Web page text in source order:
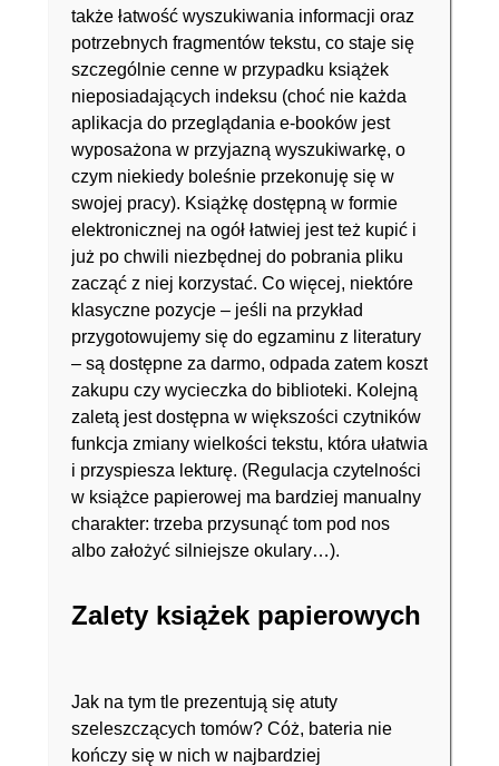
także łatwość wyszukiwania informacji oraz
potrzebnych fragmentów tekstu, co staje się
szczególnie cenne w przypadku książek
nieposiadających indeksu (choć nie każda
aplikacja do przeglądania e-booków jest
wyposażona w przyjazną wyszukiwarkę, o
czym niekiedy boleśnie przekonuję się w
swojej pracy). Książkę dostępną w formie
elektronicznej na ogół łatwiej jest też kupić i
już po chwili niezbędnej do pobrania pliku
zacząć z niej korzystać. Co więcej, niektóre
klasyczne pozycje – jeśli na przykład
przygotowujemy się do egzaminu z literatury
– są dostępne za darmo, odpada zatem koszt
zakupu czy wycieczka do biblioteki. Kolejną
zaletą jest dostępna w większości czytników
funkcja zmiany wielkości tekstu, która ułatwia
i przyspiesza lekturę. (Regulacja czytelności
w książce papierowej ma bardziej manualny
charakter: trzeba przysunąć tom pod nos
albo założyć silniejsze okulary…).
Zalety książek papierowych
Jak na tym tle prezentują się atuty
szeleszczących tomów? Cóż, bateria nie
kończy się w nich w najbardziej